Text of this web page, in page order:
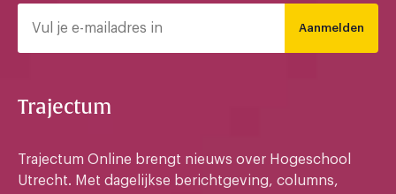
Aanmelden
Trajectum
Trajectum Online brengt nieuws over Hogeschool
Utrecht. Met dagelijkse berichtgeving, columns,